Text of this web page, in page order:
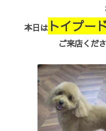
本日は トイプー
ご来店くだ